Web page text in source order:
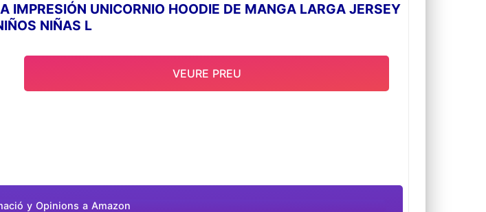
IMPRESIÓN UNICORNIO HOODIE DE MANGA LARGA JERSEY
NIÑAS L
y Opinions a Amazon
VEURE PREU